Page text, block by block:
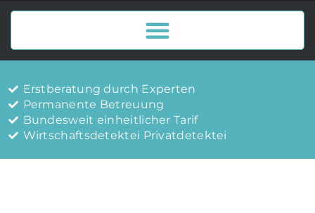
Erstberatung durch Experten
Permanente Betreuung
Bundesweit einheitlicher Tarif
Wirtschaftsdetektei Privatdetektei